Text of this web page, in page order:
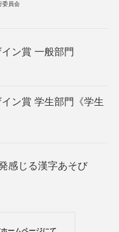
委員会
ン賞 一般部門
ン賞 学生部門《学生
感じる漢字あそび
ームページにて